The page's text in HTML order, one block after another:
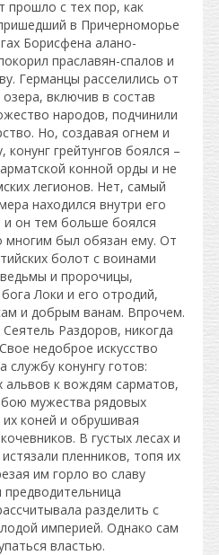
прошло с тех пор, как
в Причерноморье
Борисфена алано-
праславян-спалов и
Германцы расселились от
включив в состав
народов, подчинили
Но, создавая огнем и
грейтунгов боялся –
конной орды и не
легионов. Нет, самый
находился внутри его
и он тем больше боялся
многим был обязан ему. От
болот с воинами
и пророчицы,
Локи и его отродий,
и добрым ванам. Впрочем.
Раздоров, никогда
недоброе искусство
службу конунгу готов:
альвов к вождям сарматов,
мужества рядовых
коней и обрушивая
В густых лесах и
пленников, топя их
им горло во славу
разделить с
империей. Однако сам
властью.